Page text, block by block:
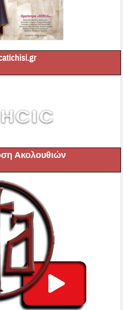
Ακολουθιών